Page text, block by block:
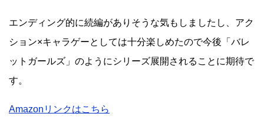
エンディング的に続編がありそうな気もしましたし、アク
ション×キャラゲーとしては十分楽しめたので今後「バレ
ットガールズ」のようにシリーズ展開されることに期待で
す。
Amazonリンクはこちら